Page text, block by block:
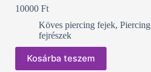
10000 Ft
Köves piercing fejek, Piercing
fejrészek
Kosárba teszem